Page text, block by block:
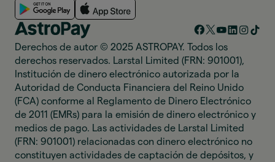
Derechos de autor © 2025 ASTROPAY. Todos los
derechos reservados. Larstal Limited (FRN: 901001),
Institución de dinero electrónico autorizada por la
Autoridad de Conducta Financiera del Reino Unido
(FCA) conforme al Reglamento de Dinero Electrónico
de 2011 (EMRs) para la emisión de dinero electrónico y
medios de pago. Las actividades de Larstal Limited
(FRN: 901001) relacionadas con dinero electrónico no
constituyen actividades de captación de depósitos, y